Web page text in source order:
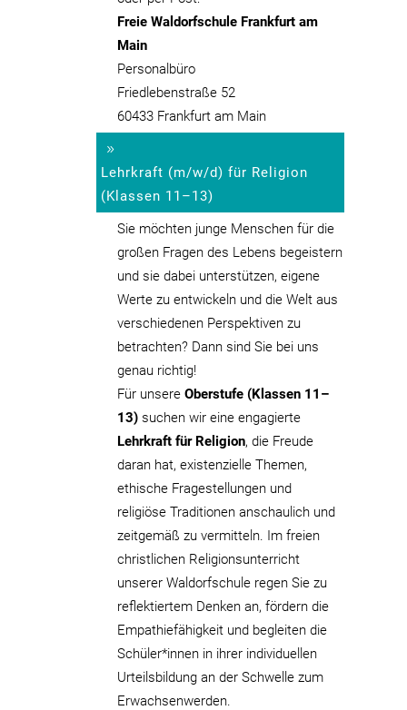
Freie Waldorfschule Frankfurt am
Main
Personalbüro
Friedlebenstraße 52
60433 Frankfurt am Main
Lehrkraft (m/w/d) für Religion
(Klassen 11–13)
Sie möchten junge Menschen für die
großen Fragen des Lebens begeistern
und sie dabei unterstützen, eigene
Werte zu entwickeln und die Welt aus
verschiedenen Perspektiven zu
betrachten? Dann sind Sie bei uns
genau richtig!
Für unsereOberstufe (Klassen 11–
13) suchen wir eine engagierte
Lehrkraft für Religion, die Freude
daran hat, existenzielle Themen,
ethische Fragestellungen und
religiöse Traditionen anschaulich und
zeitgemäß zu vermitteln. Im freien
christlichen Religionsunterricht
unserer Waldorfschule regen Sie zu
reflektiertem Denken an, fördern die
Empathiefähigkeit und begleiten die
Schüler*innen in ihrer individuellen
Urteilsbildung an der Schwelle zum
Erwachsenwerden.